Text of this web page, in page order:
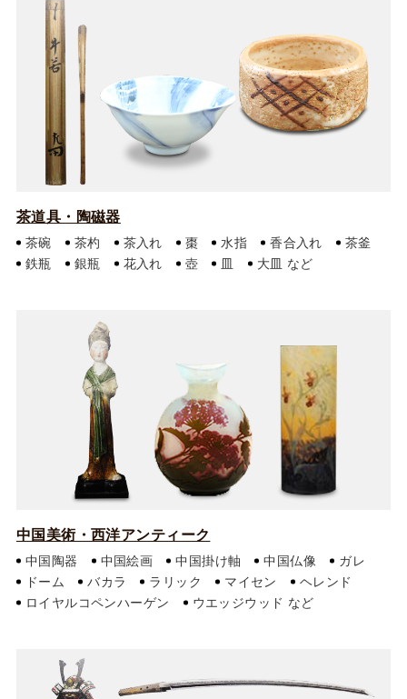
茶道具・陶磁器
茶碗 茶杓 茶入れ 棗 水指 香合入れ
茶釜
鉄瓶
銀瓶 花入れ 壺 皿 大皿
中国美術・西洋アンティーク
中国陶器 中国絵画 中国掛け軸 中国仏像
ガレ
ドーム
バカラ ラリック マイセン
ヘレンド
ロイヤルコペンハーゲン
ウエッジウッド